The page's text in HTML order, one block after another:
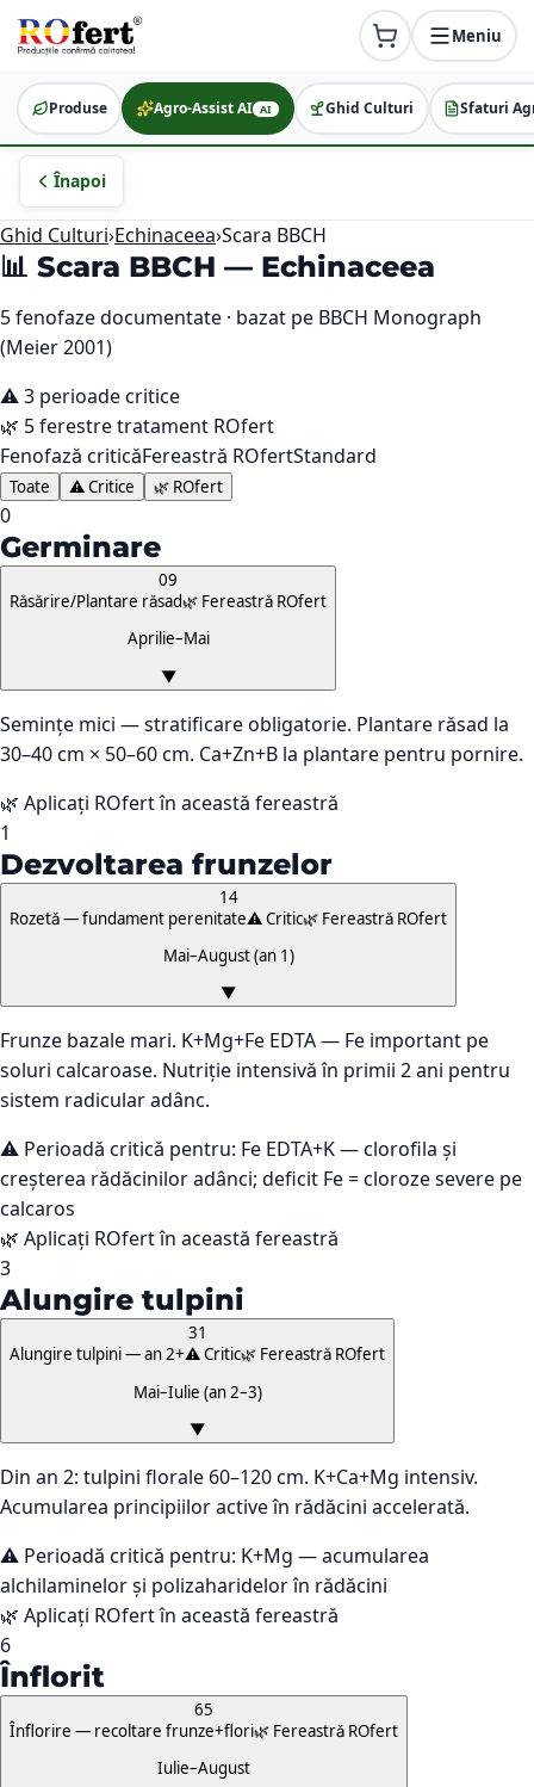
Meniu
Produse Agro-Assist AI AI Ghid Culturi Sfaturi
Înapoi
Ghid Culturi›Echinaceea›Scara BBCH
📊 Scara BBCH — Echinaceea
5fenofaze documentate · bazat pe BBCH Monograph
(Meier 2001)
⚠️3 perioade critice
🌿 5ferestre tratament ROfert
Fenofază criticăFereastră ROfertStandard
Toate ⚠️ Critice 🌿 ROfert
0
Germinare
09
Răsărire/Plantare răsad🌿 Fereastră ROfert
Aprilie–Mai
▼
Semințe mici — stratificare obligatorie. Plantare răsad la
30–40 cm × 50–60 cm. Ca+Zn+B la plantare pentru pornire.
🌿 Aplicați ROfert în această fereastră
1
Dezvoltarea frunzelor
14
Rozetă — fundament perenitate⚠️ Critic🌿 Fereastră ROfert
Mai–August (an 1)
▼
Frunze bazale mari. K+Mg+Fe EDTA — Fe important pe
soluri calcaroase. Nutriție intensivă în primii 2 ani pentru
sistem radicular adânc.
⚠️ Perioadă critică pentru: Fe EDTA+K — clorofila și
creșterea rădăcinilor adânci; deficit Fe = cloroze severe pe
calcaros
🌿 Aplicați ROfert în această fereastră
3
Alungire tulpini
31
Alungire tulpini — an 2+⚠️ Critic🌿 Fereastră ROfert
Mai–Iulie (an 2–3)
▼
Din an 2: tulpini florale 60–120 cm. K+Ca+Mg intensiv.
Acumularea principiilor active în rădăcini accelerată.
⚠️ Perioadă critică pentru: K+Mg — acumularea
alchilaminelor și polizaharidelor în rădăcini
🌿 Aplicați ROfert în această fereastră
6
Înflorit
65
Înflorire — recoltare frunze+flori🌿 Fereastră ROfert
Iulie–August